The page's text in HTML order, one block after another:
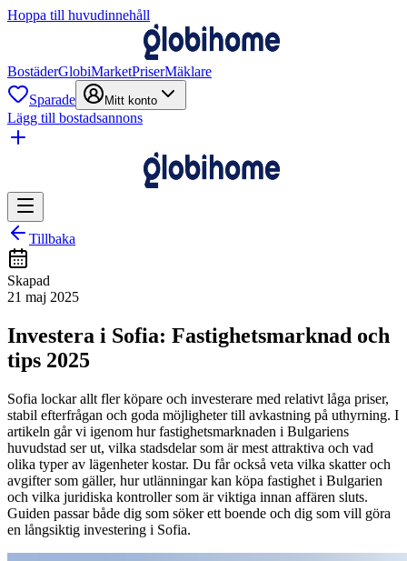
Hoppa till huvudinnehåll
BostäderGlobiMarketPriserMäklare
Sparade
Mitt konto
Lägg till bostadsannons
Tillbaka
Skapad
21 maj 2025
Investera i Sofia: Fastighetsmarknad och
tips 2025
Sofia lockar allt fler köpare och investerare med relativt låga priser,
stabil efterfrågan och goda möjligheter till avkastning på uthyrning. I
artikeln går vi igenom hur fastighetsmarknaden i Bulgariens
huvudstad ser ut, vilka stadsdelar som är mest attraktiva och vad
olika typer av lägenheter kostar. Du får också veta vilka skatter och
avgifter som gäller, hur utlänningar kan köpa fastighet i Bulgarien
och vilka juridiska kontroller som är viktiga innan affären sluts.
Guiden passar både dig som söker ett boende och dig som vill göra
en långsiktig investering i Sofia.